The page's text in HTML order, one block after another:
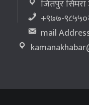
जितपुर सिमरा
+९७७-
mail